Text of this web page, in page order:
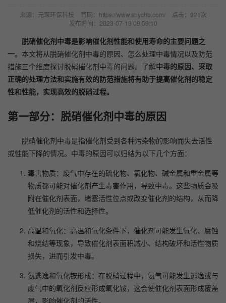
来源：元琛环保科技 官网：https://www.shychb.com/
点击：921次
发布时间：2023-07-19 09:59:10
脱硝催化剂中毒是影响催化剂性能和使用寿命的主要问题之
一。本文将从脱硝催化剂中毒的原因、怎么处理中毒情况以及防范
措施三个维度探讨脱硝催化剂中毒的问题。了解中毒的原因、采取
正确的处理方法和实施有效的防范措施将有助于提高催化剂的稳定
性和性能，实现高效的脱硝过程。
第一部分：脱硝催化剂中毒的原因
脱硝催化剂中毒是指催化剂受到各种污染物的影响而失去活性
或性能下降的情况。中毒的原因可以归结为以下几个方面：
毒害物质：废气中存在的硫化物、氯化物、碱金属和重金属等
物质都可能对催化剂产生毒害作用，导致中毒。这些物质会吸
附在催化剂表面，堵塞活性位点或改变催化剂的结构，从而降
低催化剂的活性和选择性。
高温和氧化：高温和氧化条件下，催化剂可能发生氧化、腐蚀
和烧结等现象，导致催化剂表面积减小、结构破坏和活性物质
损失，进而引发中毒。
氨逃逸和氧化铵形成：在脱硝过程中，氨气可能发生逃逸或与
废气中的氧化剂反应形成氧化铵，这会使催化剂表面形成覆盖
层，影响催化剂的活性。